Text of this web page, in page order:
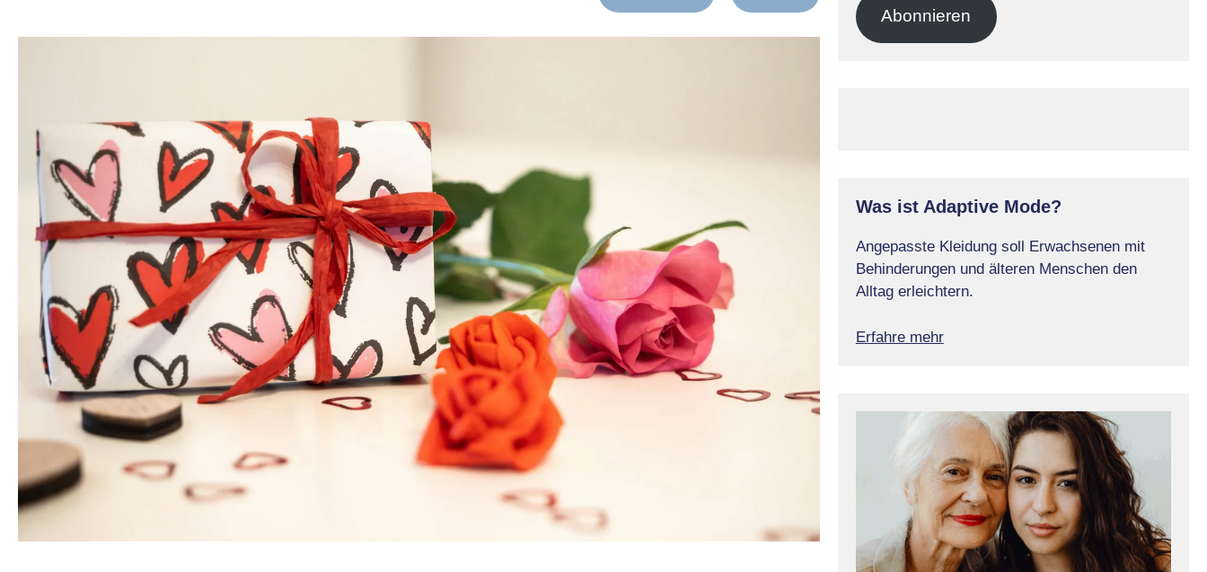
Abonnieren
Was ist Adaptive Mode?
Angepasste Kleidung soll Erwachsenen mit
Behinderungen und älteren Menschen den
Alltag erleichtern.
Erfahre mehr